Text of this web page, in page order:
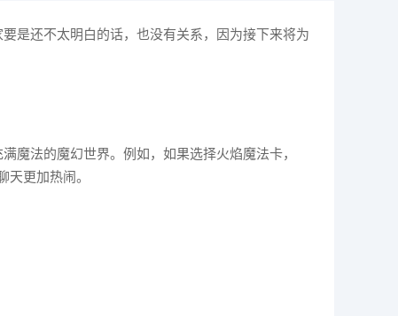
是还不太明白的话，也没有关系，因为接下来将为
魔法的魔幻世界。例如，如果选择火焰魔法卡，
更加热闹。